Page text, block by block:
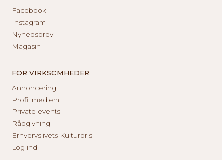
Facebook
Instagram
Nyhedsbrev
Magasin
FOR VIRKSOMHEDER
Annoncering
Profil medlem
Private events
Rådgivning
Erhvervslivets Kulturpris
Log ind